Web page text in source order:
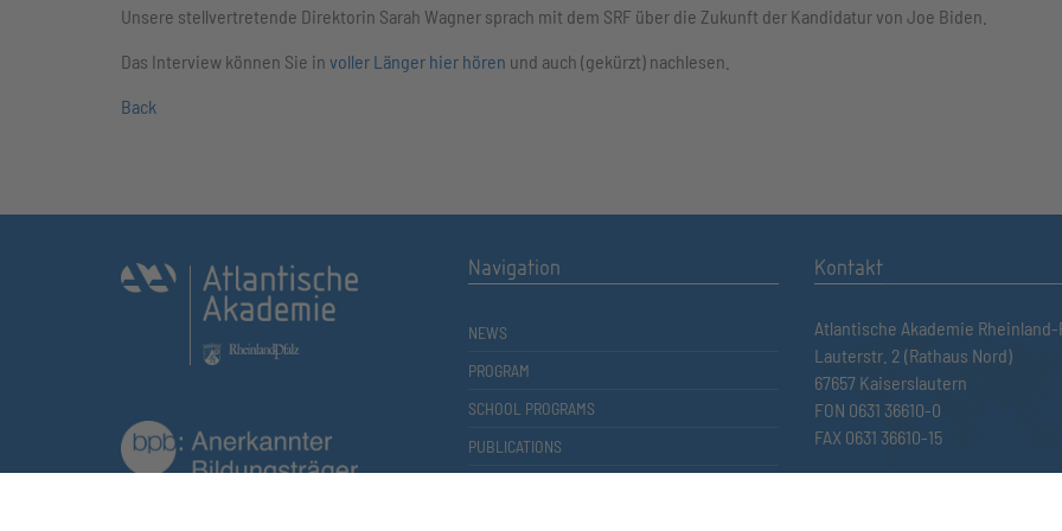
Unsere stellvertretende Direktorin Sarah Wagner sprach mit dem SRF über die Zukunft der Kandidatur von Joe Biden.
Das Interview können Sie in voller Länger hier hören und auch (gekürzt) nachlesen.
Back
Navigation
NEWS
PROGRAM
SCHOOL PROGRAMS
PUBLICATIONS
Kontakt
Atlantische Akademie Rheinland-
Lauterstr. 2 (Rathaus Nord)
67657 Kaiserslautern
FON 0631 36610-0
FAX 0631 36610-15